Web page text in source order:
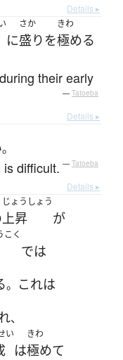
Details ▸
に
さか
盛り を
きわ
極める
their early
— Tatoeba
Details ▸
。
difficult. — Tatoeba
Details ▸
じょうしょう
上昇 が
こく
では
。 これは
、
い
は
きわ
極めて